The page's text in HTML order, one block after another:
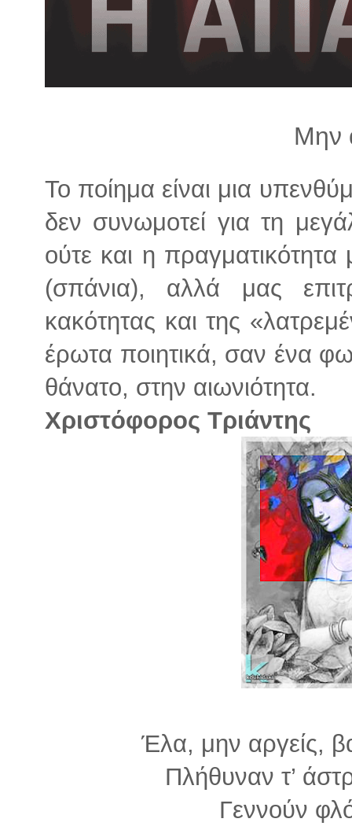
Μην
Το ποίημα είναι μια
δεν συνωμοτεί για τη
ούτε και η πραγματικότητα
(σπάνια), αλλά μας
κακότητας και της
έρωτα ποιητικά, σαν ένα
θάνατο, στην αιωνιότητα.
Χριστόφορος Τριάντης
Έλα, μην αργείς,
Πλήθυναν τ’
Γεννούν